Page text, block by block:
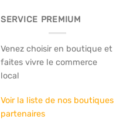
SERVICE PREMIUM
Venez choisir en boutique et
faites vivre le commerce
local
Voir la liste de nos boutiques
partenaires